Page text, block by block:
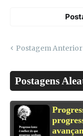
Postagem Anterior
Postagens